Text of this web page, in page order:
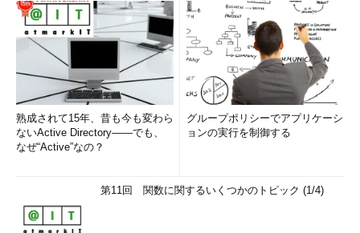
熟成されて15年、昔も今も変わら
ないActive Directory――でも、
なぜ“Active”なの？
グループポリシーでアプリケーシ
ョンの実行を制御する
第11回 関数に関するいくつかのトピック (1/4)